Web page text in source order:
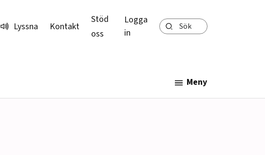
Lyssna Kontakt
Stöd
oss
Logga
in
Sök
Meny